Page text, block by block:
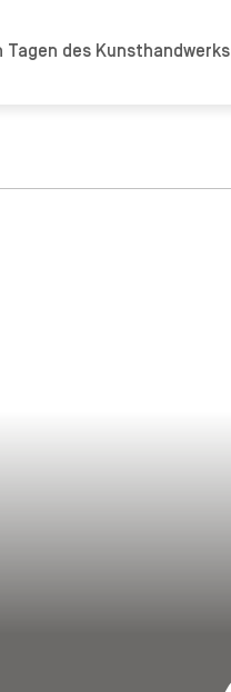
Tagen des Kunsthandwerks